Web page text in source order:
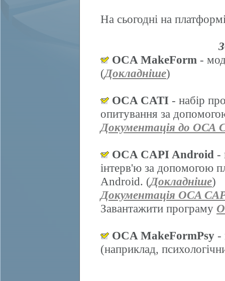
На сьогодні на
OCA MakeForm -
(Докладніше)
OCA CATI - набір
опитування за
Документація до ОСА
OCA CAPI Android -
інтерв'ю за допомогою
Android. (Докладніше)
Документація OCA
Завантажити програму
OCA MakeFormPsy -
(наприклад,